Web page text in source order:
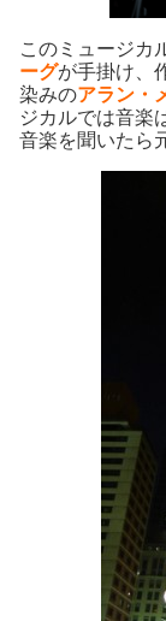
このミュージカ
ーグが手掛け、
染みのアラン・
ジカルでは音楽
音楽を聞いたら